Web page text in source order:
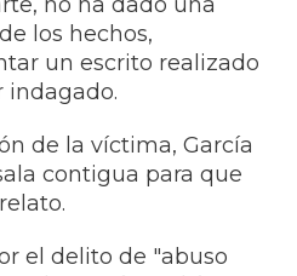
no ha dado una
los hechos,
un escrito realizado
indagado.
de la víctima, García
contigua para que
el delito de "abuso